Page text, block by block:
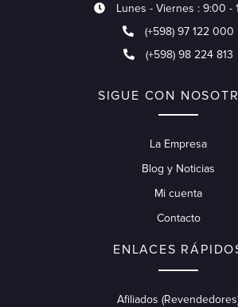
Lunes - Viernes : 9:00 -
(+598) 97 122 000
(+598) 98 224 813
SIGUE CON
La Empresa
Blog y Noticias
Mi cuenta
Contacto
ENLACES
Afiliados